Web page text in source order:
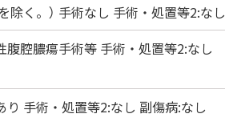
除く。） 手術なし 手術・処置等2:なし
腹腔膿瘍手術等 手術・処置等2:なし
手術・処置等2:なし 副傷病:なし